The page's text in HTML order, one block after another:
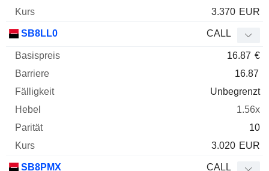
3.370 EUR
SB8LL0 CALL
16.87 €
16.87
Unbegrenzt
1.56x
10
3.020 EUR
SB8PMX CALL